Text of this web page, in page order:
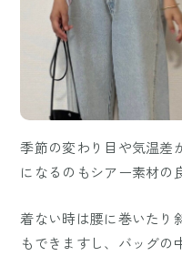
季節の変わり目や気温差
になるのもシアー素材の
着ない時は腰に巻いたり
もできますし、バッグの